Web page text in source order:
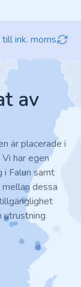
ink. moms
av
är placerade i
har egen
i Falun samt
dessa
utrustning